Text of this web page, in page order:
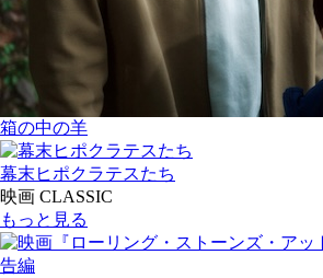
箱の中の羊
幕末ヒポクラテスたち
映画 CLASSIC
もっと見る